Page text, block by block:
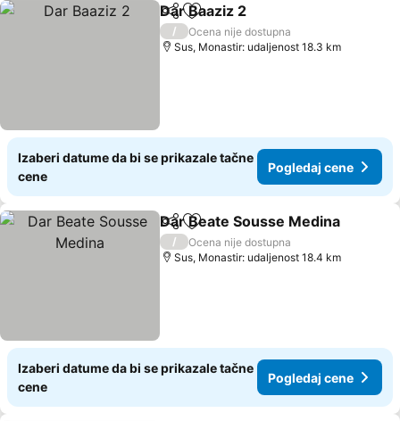
Deli Dodati u favorite
Dar Baaziz 2
/
Ocena nije dostupna
Sus, Monastir: udaljenost 18.3 km
Izaberi datume da bi se prikazale tačne
cene
Pogledaj cene
Deli Dodati u favorite
Dar Beate Sousse Medina
/
Ocena nije dostupna
Sus, Monastir: udaljenost 18.4 km
Izaberi datume da bi se prikazale tačne
cene
Pogledaj cene